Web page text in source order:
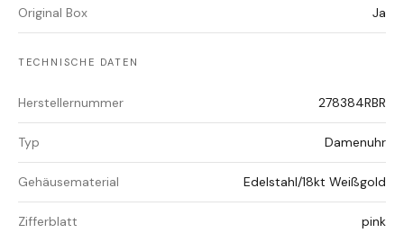
Original Box Ja
TECHNISCHE DATEN
Herstellernummer 278384RBR
Typ Damenuhr
Gehäusematerial Edelstahl/18kt Weißgold
Zifferblatt pink